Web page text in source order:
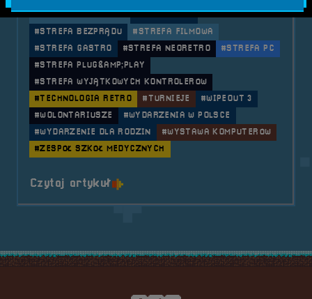
#STREFA BEZPRĄDU
#STREFA FILMOWA
#STREFA GASTRO
#STREFA NEORETRO
#STREFA PC
#STREFA PLUG&AMP;PLAY
#STREFA WYJĄTKOWYCH KONTROLERÓW
#TECHNOLOGIA RETRO
#TURNIEJE
#WIPEOUT 3
#WOLONTARIUSZE
#WYDARZENIA W POLSCE
#WYDARZENIE DLA RODZIN
#WYSTAWA KOMPUTERÓW
#ZESPÓŁ SZKÓŁ MEDYCZNYCH
Czytaj artykuło tytule 2019.11.16 i 17 Festiwal